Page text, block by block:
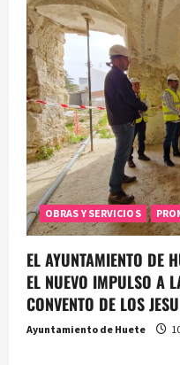
OBRAS Y SERVICIOS
EL AYUNTAMIENTO DE
EL NUEVO IMPULSO A
CONVENTO DE LOS
Ayuntamiento de Huete